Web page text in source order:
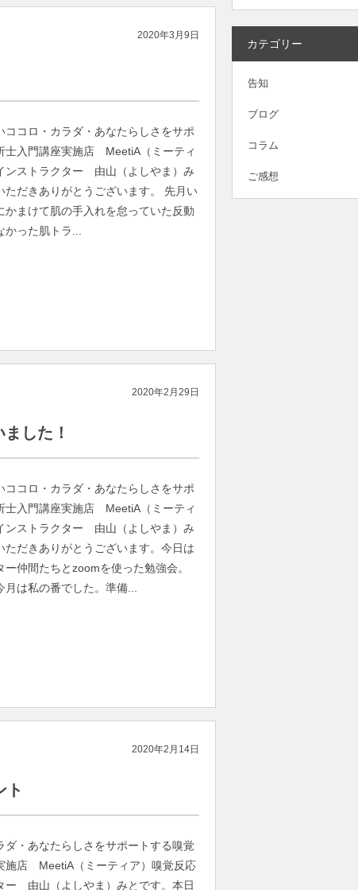
2020年3月9日
ココロ・カラダ・あなたらしさをサポ
士入門講座実施店 MeetiA（ミーティ
ンストラクター 由山（よしやま）み
ただきありがとうございます。 先月い
かまけて肌の手入れを怠っていた反動
った肌トラ...
2020年2月29日
した！
ココロ・カラダ・あなたらしさをサポ
士入門講座実施店 MeetiA（ミーティ
ンストラクター 由山（よしやま）み
ただきありがとうございます。今日は
仲間たちとzoomを使った勉強会。
は私の番でした。準備...
2020年2月14日
ト
ダ・あなたらしさをサポートする嗅覚
施店 MeetiA（ミーティア）嗅覚反応
ー 由山（よしやま）みとです。本日
カテゴリー
告知
ブログ
コラム
ご感想